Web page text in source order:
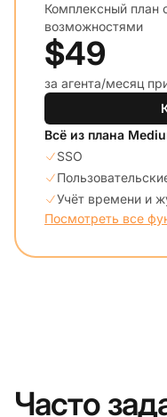
Комплексный план
возможностями
$49
за агента/месяц
Всё из плана
SSO
Учёт времени и
Посмотреть все
Часто